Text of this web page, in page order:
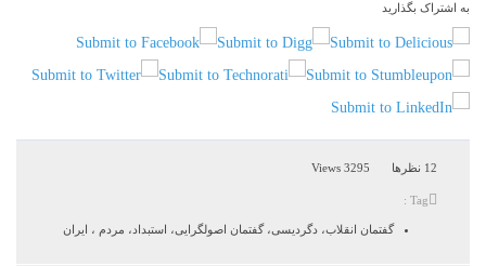
به اشتراک بگذارید
12 نظرها 3295 Views
Tag :
گفتمان انقلاب، دگردیسی، گفتمان اصولگرایی، استبداد، مردم ، ایران